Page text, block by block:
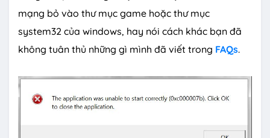
mạng bỏ vào thư mục game hoặc thư mục
system32 của windows, hay nói cách khác bạn đã
không tuân thủ những gì mình đã viết trong FAQs.